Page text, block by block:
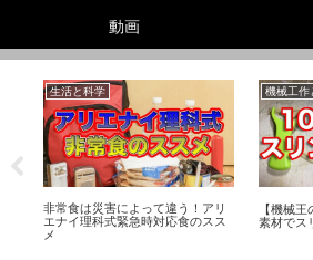
動画
生活と科学
非常食は災害によって違う！アリ
エナイ理科式緊急時対応食のスス
メ
機械工作
【機械
素材でス